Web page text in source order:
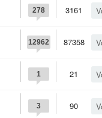
3161
278
87358
12962
21
1
90
3